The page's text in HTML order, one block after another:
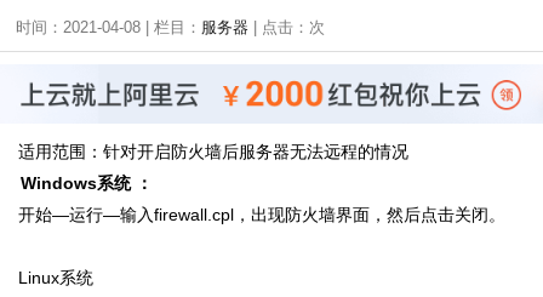
时间：2021-04-08 | 栏目： 服务器 | 点击： 次
适用范围：针对开启防火墙后服务器无法远程的情况
Windows系统 ：
开始—运行—输入firewall.cpl，出现防火墙界面，然后点击关闭。
Linux系统